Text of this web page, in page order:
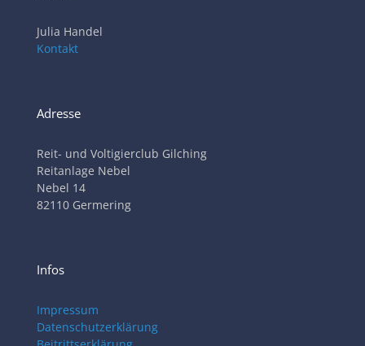
Julia Handel
Kontakt
Adresse
Reit- und Voltigierclub Gilching
Reitanlage Nebel
Nebel 14
82110 Germering
Infos
Impressum
Datenschutzerklärung